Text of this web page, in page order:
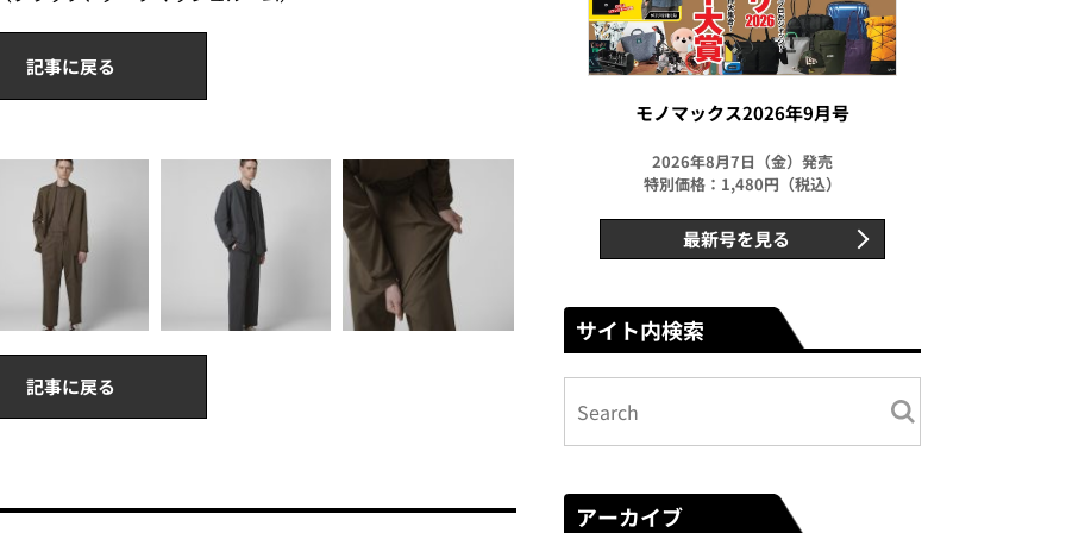
記事に戻る
記事に戻る
モノマックス2026年9月号
2026年8月7日（金）発売
特別価格：1,480円（税込）
最新号を見る
サイト内検索
アーカイブ